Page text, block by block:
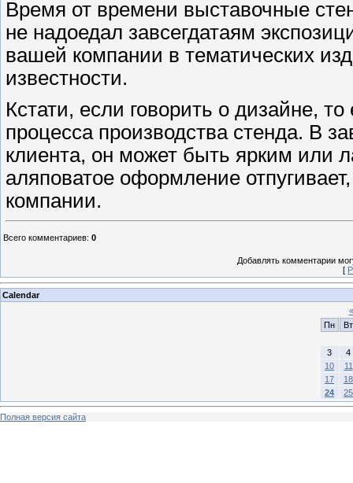
Время от времени выставочные
не надоедал завсегдатаям
вашей компании в тематических
известности.
Кстати, если говорить о дизайне,
процесса производства стенда. В
клиента, он может быть ярким или
аляповатое оформление
компании.
Всего комментариев: 0
Добавлять комментарии
[
Calendar
«
Пн
Вт
3
4
10
11
17
18
24
25
Полная версия сайта